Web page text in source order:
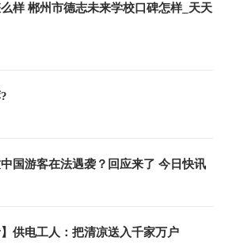
样 郴州市德志未来学校口碑怎样_天天
国游客在法遇袭？回应来了 今日快讯
供电工人：把清凉送入千家万户